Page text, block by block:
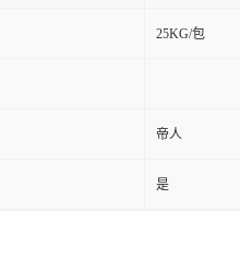
25KG/包
帝人
是